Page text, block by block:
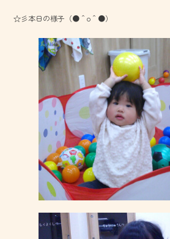
☆彡本日の様子（●＾o＾●）